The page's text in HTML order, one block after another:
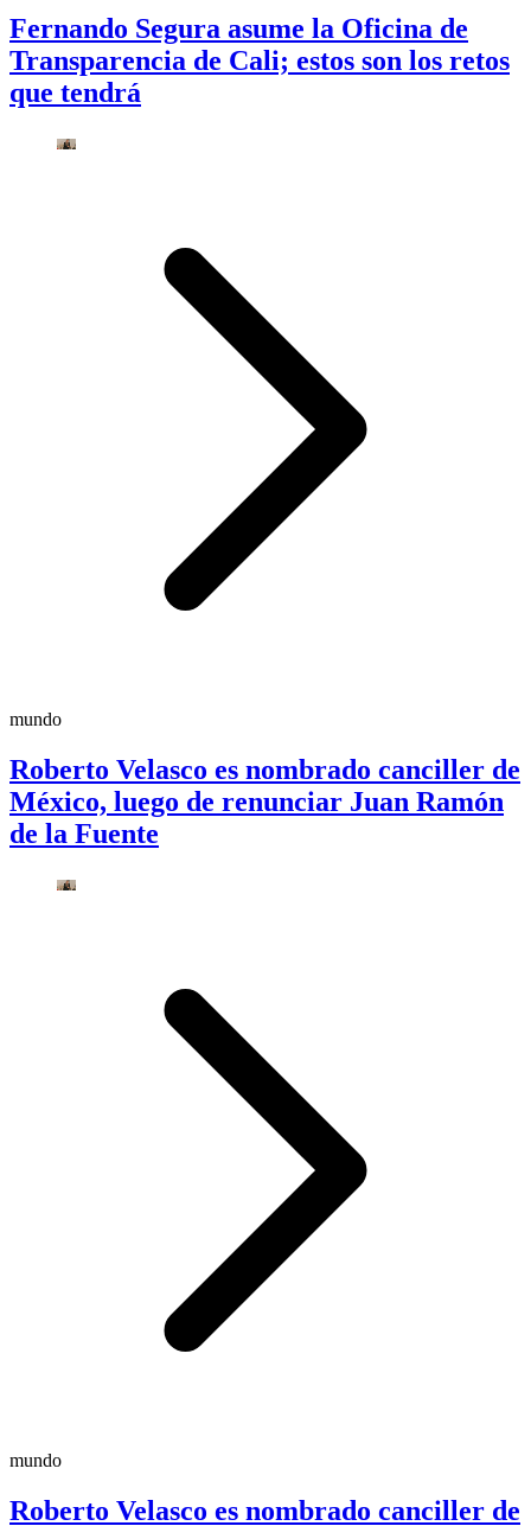
Fernando Segura asume la Oficina de
Transparencia de Cali; estos son los retos
que tendrá
mundo
Roberto Velasco es nombrado canciller de
México, luego de renunciar Juan Ramón
de la Fuente
mundo
Roberto Velasco es nombrado canciller de